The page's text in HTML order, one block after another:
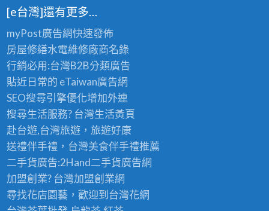
[e台灣]還有更多…
myPost廣告網快速發佈
房屋修繕水電維修廠商名錄
行銷必用:台灣B2B分類廣告
貼近日常的 eTaiwan廣告網
SEO搜尋引擎優化增加外連
搜尋生活服務? 台灣生活黃頁
赴台遊,台灣旅遊，旅遊好康
送禮伴手禮，台灣美食伴手禮推薦
二手貨廣告:2Hand二手貨廣告網
加盟創業? 台灣加盟創業網
尋找花店園藝，歡迎到 台灣花網